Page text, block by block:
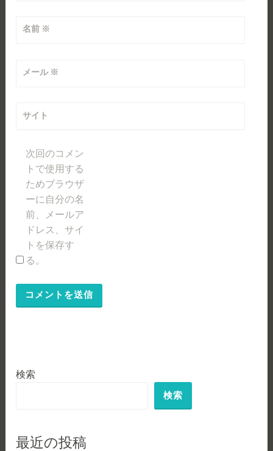
名前 ※
メール ※
サイト
次回のコメン
トで使用する
ためブラウザ
ーに自分の名
前、メールア
ドレス、サイ
トを保存す
る。
検索
検索
最近の投稿